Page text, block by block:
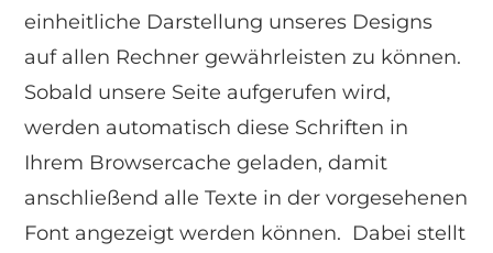
einheitliche Darstellung unseres Designs
auf allen Rechner gewährleisten zu können.
Sobald unsere Seite aufgerufen wird,
werden automatisch diese Schriften in
Ihrem Browsercache geladen, damit
anschließend alle Texte in der vorgesehenen
Font angezeigt werden können. Dabei stellt